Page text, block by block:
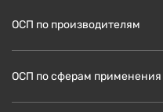
Доставка и оплата
ОСП по производителям
ОСП Ультралам
ОСП по сферам применения